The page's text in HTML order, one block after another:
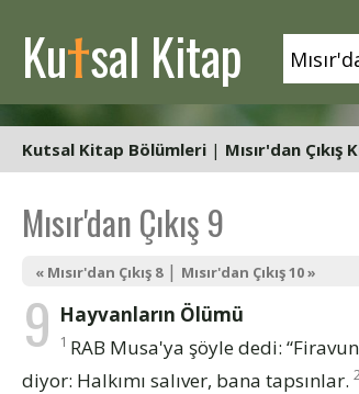
Kutsal Kitap
Kutsal Kitap Bölümleri | Mısır'dan
Mısır'dan Çıkış 9
« Mısır'dan Çıkış 8| Mısır'dan Çıkış 10 »
9 Hayvanların Ölümü
1 RAB Musa'ya şöyle dedi:
diyor: Halkımı salıver, bana tapsınlar.